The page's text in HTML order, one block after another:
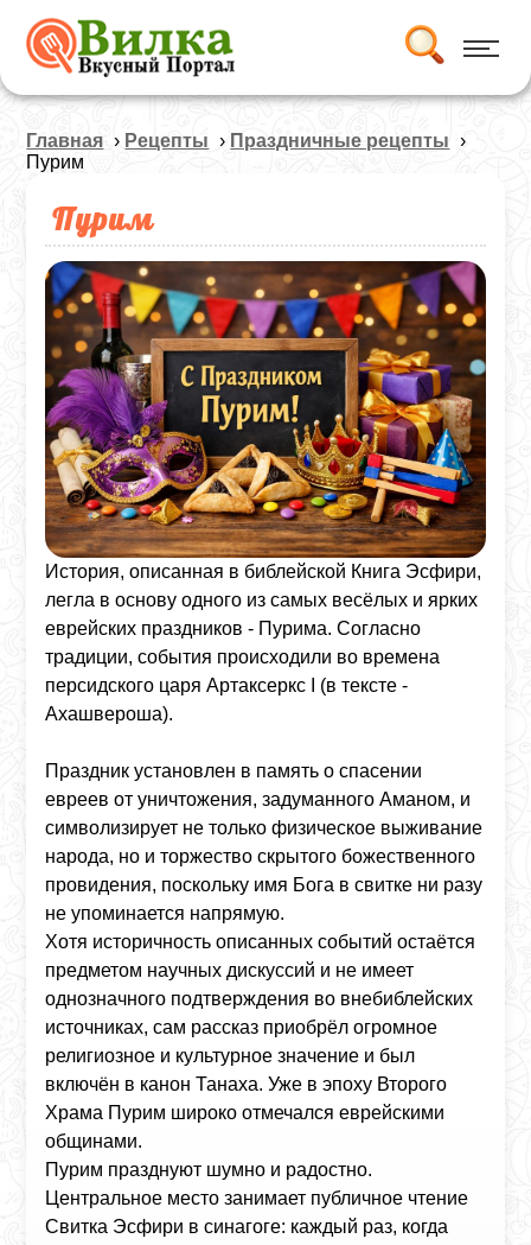
Главная › Рецепты › Праздничные рецепты ›
Пурим
Пурим
История, описанная в библейской Книга Эсфири,
легла в основу одного из самых весёлых и ярких
еврейских праздников - Пурима. Согласно
традиции, события происходили во времена
персидского царя Артаксеркс I (в тексте -
Ахашвероша).
Праздник установлен в память о спасении
евреев от уничтожения, задуманного Аманом, и
символизирует не только физическое выживание
народа, но и торжество скрытого божественного
провидения, поскольку имя Бога в свитке ни разу
не упоминается напрямую.
Хотя историчность описанных событий остаётся
предметом научных дискуссий и не имеет
однозначного подтверждения во внебиблейских
источниках, сам рассказ приобрёл огромное
религиозное и культурное значение и был
включён в канон Танаха. Уже в эпоху Второго
Храма Пурим широко отмечался еврейскими
общинами.
Пурим празднуют шумно и радостно.
Центральное место занимает публичное чтение
Свитка Эсфири в синагоге: каждый раз, когда